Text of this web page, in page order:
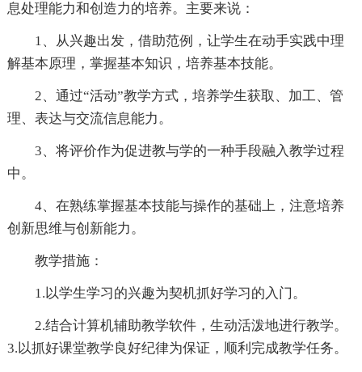
息处理能力和创造力的培养。主要来说：
1、从兴趣出发，借助范例，让学生在动手实践中理
解基本原理，掌握基本知识，培养基本技能。
2、通过“活动”教学方式，培养学生获取、加工、管
理、表达与交流信息能力。
3、将评价作为促进教与学的一种手段融入教学过程
中。
4、在熟练掌握基本技能与操作的基础上，注意培养
创新思维与创新能力。
教学措施：
1.以学生学习的兴趣为契机抓好学习的入门。
2.结合计算机辅助教学软件，生动活泼地进行教学。
3.以抓好课堂教学良好纪律为保证，顺利完成教学任务。